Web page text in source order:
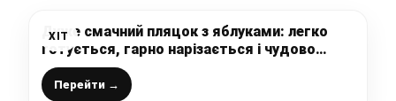
ХІТ
Дуже смачний пляцок з яблуками: легко
готується, гарно нарізається і чудово
смакує – розкішний рецепт
Перейти →